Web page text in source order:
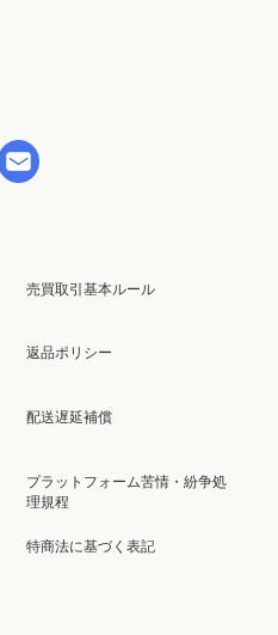
売買取引基本ルール
返品ポリシー
配送遅延補償
プラットフォーム苦情・紛争処
理規程
特商法に基づく表記